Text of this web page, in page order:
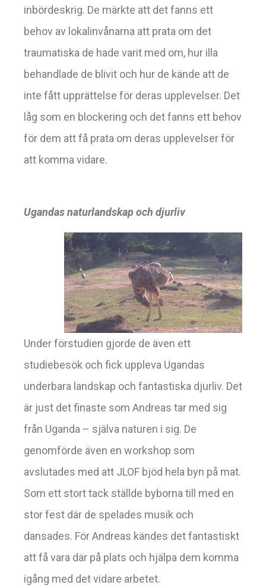
inbördeskrig. De märkte att det fanns ett
behov av lokalinvånarna att prata om det
traumatiska de hade varit med om, hur illa
behandlade de blivit och hur de kände att de
inte fått upprättelse för deras upplevelser. Det
låg som en blockering och det fanns ett behov
för dem att få prata om deras upplevelser för
att komma vidare.
Ugandas naturlandskap och djurliv
Under förstudien gjorde de även ett
studiebesök och fick uppleva Ugandas
underbara landskap och fantastiska djurliv. Det
är just det finaste som Andreas tar med sig
från Uganda – själva naturen i sig. De
genomförde även en workshop som
avslutades med att JLOF bjöd hela byn på mat.
Som ett stort tack ställde byborna till med en
stor fest där de spelades musik och
dansades. För Andreas kändes det fantastiskt
att få vara där på plats och hjälpa dem komma
igång med det vidare arbetet.